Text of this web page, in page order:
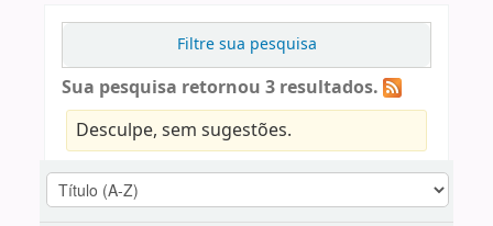
Filtre sua pesquisa
Sua pesquisa retornou 3 resultados.
Desculpe, sem sugestões.